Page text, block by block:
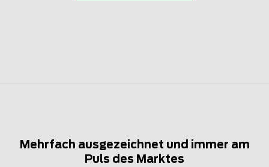
Mehrfach ausgezeichnet und immer am
Puls des Marktes